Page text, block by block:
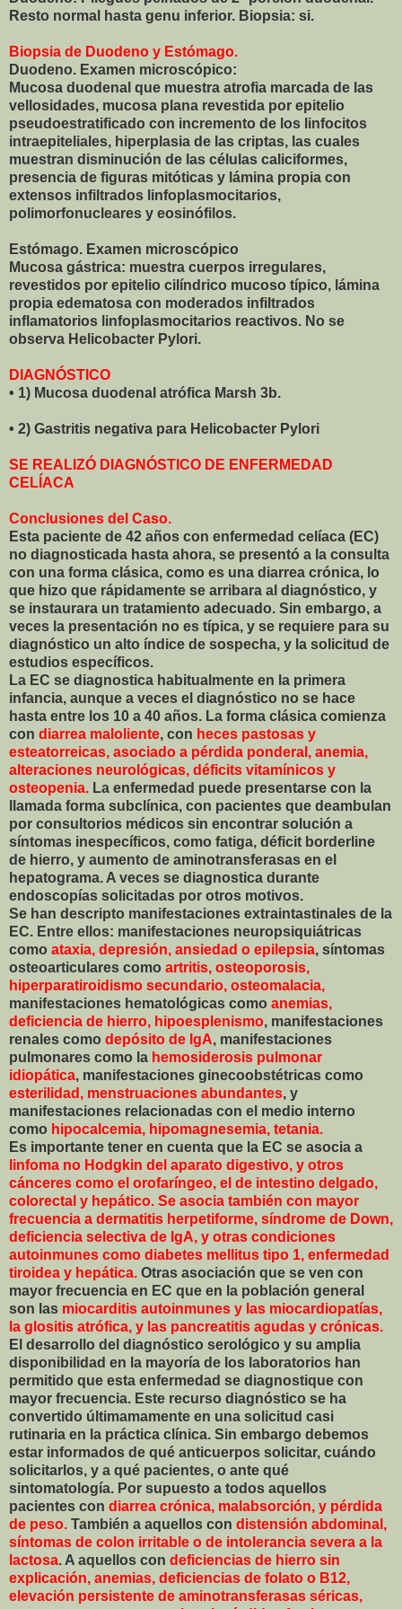
Resto normal hasta genu inferior. Biopsia: si.
Biopsia de Duodeno y Estómago.
Duodeno. Examen microscópico:
Mucosa duodenal que muestra atrofia marcada de las
vellosidades, mucosa plana revestida por epitelio
pseudoestratificado con incremento de los linfocitos
intraepiteliales, hiperplasia de las criptas, las cuales
muestran disminución de las células caliciformes,
presencia de figuras mitóticas y lámina propia con
extensos infiltrados linfoplasmocitarios,
polimorfonucleares y eosinófilos.
Estómago. Examen microscópico
Mucosa gástrica: muestra cuerpos irregulares,
revestidos por epitelio cilíndrico mucoso típico, lámina
propia edematosa con moderados infiltrados
inflamatorios linfoplasmocitarios reactivos. No se
observa Helicobacter Pylori.
DIAGNÓSTICO
• 1) Mucosa duodenal atrófica Marsh 3b.
• 2) Gastritis negativa para Helicobacter Pylori
SE REALIZÓ DIAGNÓSTICO DE ENFERMEDAD
CELÍACA
Conclusiones del Caso.
Esta paciente de 42 años con enfermedad celíaca (EC)
no diagnosticada hasta ahora, se presentó a la consulta
con una forma clásica, como es una diarrea crónica, lo
que hizo que rápidamente se arribara al diagnóstico, y
se instaurara un tratamiento adecuado. Sin embargo, a
veces la presentación no es típica, y se requiere para su
diagnóstico un alto índice de sospecha, y la solicitud de
estudios específicos.
La EC se diagnostica habitualmente en la primera
infancia, aunque a veces el diagnóstico no se hace
hasta entre los 10 a 40 años. La forma clásica comienza
con diarrea maloliente, con heces pastosas y
esteatorreicas, asociado a pérdida ponderal, anemia,
alteraciones neurológicas, déficits vitamínicos y
osteopenia. La enfermedad puede presentarse con la
llamada forma subclínica, con pacientes que deambulan
por consultorios médicos sin encontrar solución a
síntomas inespecíficos, como fatiga, déficit borderline
de hierro, y aumento de aminotransferasas en el
hepatograma. A veces se diagnostica durante
endoscopías solicitadas por otros motivos.
Se han descripto manifestaciones extraintastinales de la
EC. Entre ellos: manifestaciones neuropsiquiátricas
como ataxia, depresión, ansiedad o epilepsia, síntomas
osteoarticulares como artritis, osteoporosis,
hiperparatiroidismo secundario, osteomalacia,
manifestaciones hematológicas como anemias,
deficiencia de hierro, hipoesplenismo, manifestaciones
renales como depósito de IgA, manifestaciones
pulmonares como la hemosiderosis pulmonar
idiopática, manifestaciones ginecoobstétricas como
esterilidad, menstruaciones abundantes, y
manifestaciones relacionadas con el medio interno
como hipocalcemia, hipomagnesemia, tetania.
Es importante tener en cuenta que la EC se asocia a
linfoma no Hodgkin del aparato digestivo, y otros
cánceres como el orofaríngeo, el de intestino delgado,
colorectal y hepático. Se asocia también con mayor
frecuencia a dermatitis herpetiforme, síndrome de Down,
deficiencia selectiva de IgA, y otras condiciones
autoinmunes como diabetes mellitus tipo 1, enfermedad
tiroidea y hepática. Otras asociación que se ven con
mayor frecuencia en EC que en la población general
son las miocarditis autoinmunes y las miocardiopatías,
la glositis atrófica, y las pancreatitis agudas y crónicas.
El desarrollo del diagnóstico serológico y su amplia
disponibilidad en la mayoría de los laboratorios han
permitido que esta enfermedad se diagnostique con
mayor frecuencia. Este recurso diagnóstico se ha
convertido últimamamente en una solicitud casi
rutinaria en la práctica clínica. Sin embargo debemos
estar informados de qué anticuerpos solicitar, cuándo
solicitarlos, y a qué pacientes, o ante qué
sintomatología. Por supuesto a todos aquellos
pacientes con diarrea crónica, malabsorción, y pérdida
de peso. También a aquellos con distensión abdominal,
síntomas de colon irritable o de intolerancia severa a la
lactosa. A aquellos con deficiencias de hierro sin
explicación, anemias, deficiencias de folato o B12,
elevación persistente de aminotransferasas séricas,